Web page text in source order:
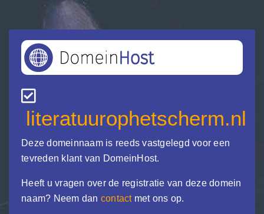
literatuurophetscherm.nl
Deze domeinnaam is reeds vastgelegd voor een
tevreden klant van DomeinHost.
Heeft u vragen over de registratie van deze domein
naam? Neem dan contactmet ons op.